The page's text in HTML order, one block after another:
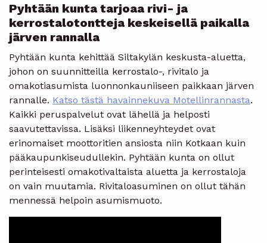
Pyhtään kunta tarjoaa rivi- ja
kerrostalotontteja keskeisellä paikalla
järven rannalla
Pyhtään kunta kehittää Siltakylän keskusta-aluetta,
johon on suunnitteilla kerrostalo-, rivitalo ja
omakotiasumista luonnonkauniiseen paikkaan järven
rannalle. Katso tästä havainnekuva Motellinrannasta.
Kaikki peruspalvelut ovat lähellä ja helposti
saavutettavissa. Lisäksi liikenneyhteydet ovat
erinomaiset moottoritien ansiosta niin Kotkaan kuin
pääkaupunkiseudullekin. Pyhtään kunta on ollut
perinteisesti omakotivaltaista aluetta ja kerrostaloja
on vain muutamia. Rivitaloasuminen on ollut tähän
mennessä helpoin asumismuoto.